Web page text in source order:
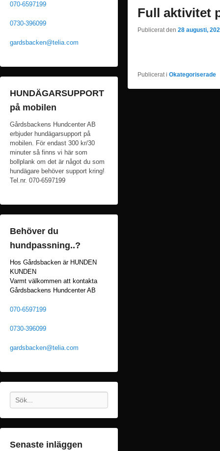
Full aktivitet
Publicerat den 28 augusti,
Publicerat i Okategoriserade
070-6597199
0730-396099
gardsbacken@telia.com
HUNDÄGARSUPPORT
på mobilen
Gårdsbackens Hundcenter AB
erbjuder hundägarsupport på
mobilen. För endast 300 kr/30
minuter så finns vi här som
bollplank om det är något du som
hundägare behöver support kring!
Tel.nr. 070-6597199
Behöver du
hundpassning..?
Hos Gårdsbacken är HUNDEN
KUNDEN
Varmt välkommen att kontakta
Gårdsbackens Hundcenter AB
070-6597199
0730-396099
gardsbacken@telia.com
Sök
Senaste inläggen